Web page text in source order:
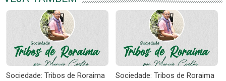
Sociedade: Tribos de Roraima
Sociedade: Tribos de Roraima